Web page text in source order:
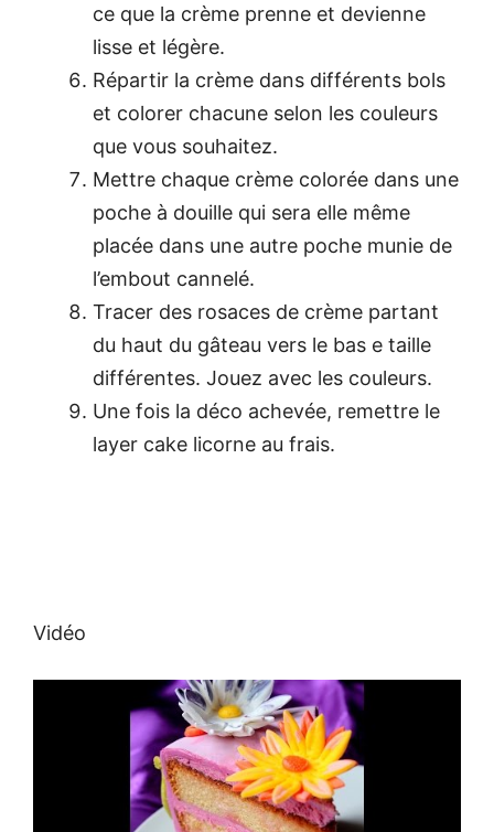
ce que la crème prenne et devienne
lisse et légère.
Répartir la crème dans différents bols
et colorer chacune selon les couleurs
que vous souhaitez.
Mettre chaque crème colorée dans une
poche à douille qui sera elle même
placée dans une autre poche munie de
l’embout cannelé.
Tracer des rosaces de crème partant
du haut du gâteau vers le bas e taille
différentes. Jouez avec les couleurs.
Une fois la déco achevée, remettre le
layer cake licorne au frais.
Vidéo